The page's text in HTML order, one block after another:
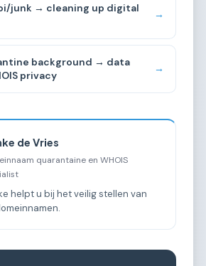
junk → cleaning up digital
→
background → data
privacy
→
de Vries
quarantaine en WHOIS
helpt u bij het veilig stellen van